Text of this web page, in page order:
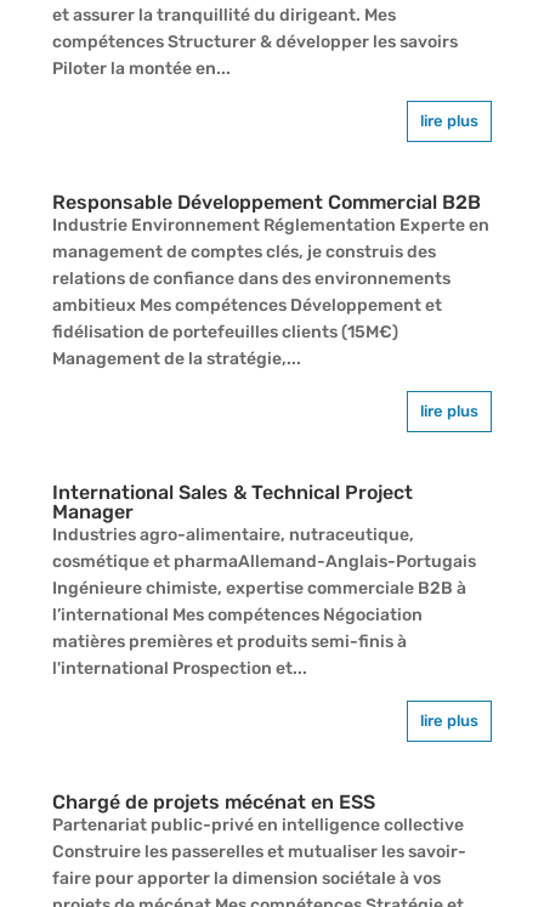
et assurer la tranquillité du dirigeant. Mes
compétences Structurer & développer les savoirs
Piloter la montée en...
lire plus
Responsable Développement Commercial B2B
Industrie Environnement Réglementation Experte en
management de comptes clés, je construis des
relations de confiance dans des environnements
ambitieux Mes compétences Développement et
fidélisation de portefeuilles clients (15M€)
Management de la stratégie,...
lire plus
International Sales & Technical Project
Manager
Industries agro-alimentaire, nutraceutique,
cosmétique et pharmaAllemand-Anglais-Portugais
Ingénieure chimiste, expertise commerciale B2B à
l’international Mes compétences Négociation
matières premières et produits semi-finis à
l'international Prospection et...
lire plus
Chargé de projets mécénat en ESS
Partenariat public-privé en intelligence collective
Construire les passerelles et mutualiser les savoir-
faire pour apporter la dimension sociétale à vos